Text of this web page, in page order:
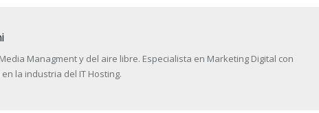
Managment y del aire libre. Especialista en Marketing Digital con
la industria del IT Hosting.